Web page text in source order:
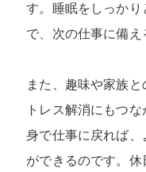
す。睡眠をしっかり
で、次の仕事に備え
また、趣味や家族
トレス解消にもつ
身で仕事に戻れば、
ができるのです。